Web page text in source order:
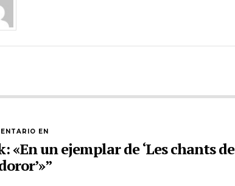
EN
un ejemplar de ‘Les chants de